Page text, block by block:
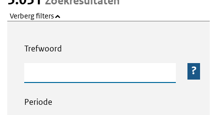
Verberg filters
Trefwoord
Periode